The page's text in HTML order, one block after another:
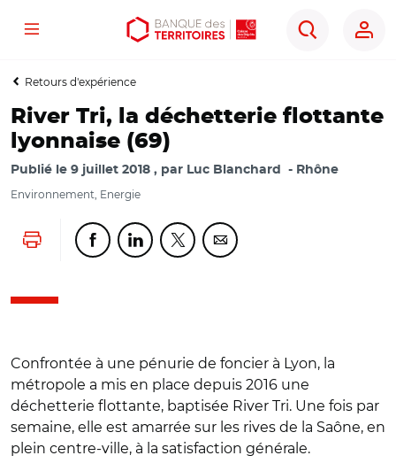
Aller
contenu
Aller
menu
Ouvrir
outils
Menu
Rechercher
Retours d'expérience
River Tri, la déchetterie flottante
lyonnaise (69)
Publié le 9 juillet 2018 par Luc Blanchard Rhône
Environnement, Energie
Lancer l'impressionPartager cette page sur Facebook
Partager cette page sur Linkedin
Partager cette page sur Twitter
Partager cette page sur
Confrontée à une pénurie de foncier à Lyon, la
métropole a mis en place depuis 2016 une
déchetterie flottante, baptisée River Tri. Une fois par
semaine, elle est amarrée sur les rives de la Saône, en
plein centre-ville, à la satisfaction générale.